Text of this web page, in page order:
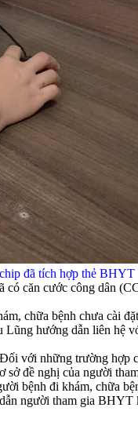
đã tích hợp thẻ BHYT
căn cước công dân
chữa bệnh chưa cài
hướng dẫn liên hệ
với những trường hợp
đề nghị của người
bệnh đi khám, chữa
người tham gia